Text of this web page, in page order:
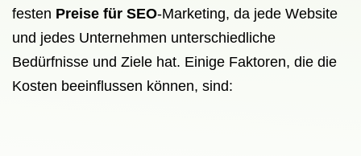
festen Preise für SEO-Marketing, da jede Website
und jedes Unternehmen unterschiedliche
Bedürfnisse und Ziele hat. Einige Faktoren, die die
Kosten beeinflussen können, sind: